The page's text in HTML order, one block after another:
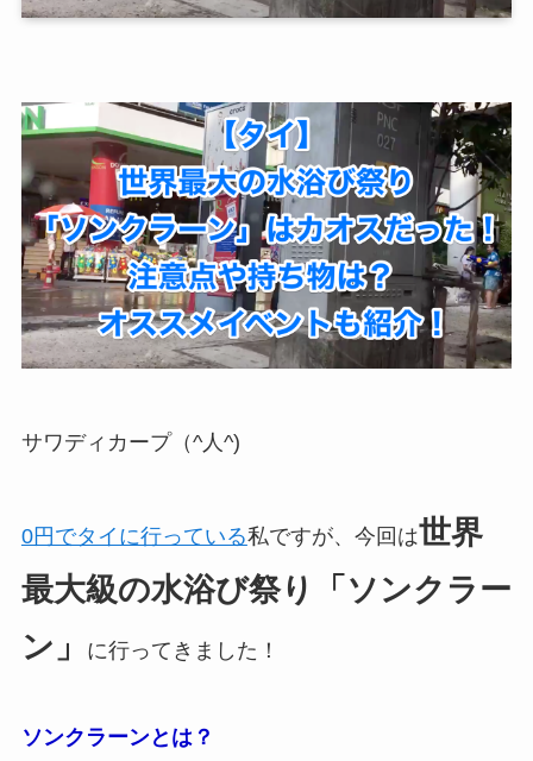
サワディカープ（^人^)
0円でタイに行っている私ですが、今回は世界
最大級の水浴び祭り「ソンクラー
ン」
に行ってきました！
ソンクラーンとは？